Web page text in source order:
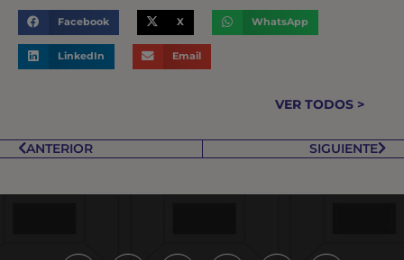
Facebook X WhatsApp
LinkedIn Email
VER TODOS >
ANTERIOR SIGUIENTE